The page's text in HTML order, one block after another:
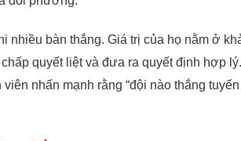
nhiều bàn thắng. Giá trị của họ nằm ở
quyết liệt và đưa ra quyết định hợp
nhấn mạnh rằng “đội nào thắng